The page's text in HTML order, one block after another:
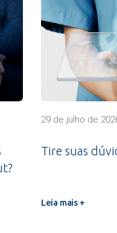
29 de julho de
Tire suas
Leia mais +